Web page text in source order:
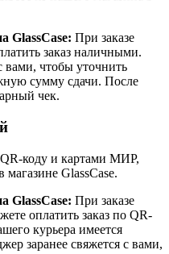
GlassCase: При заказе
заказ наличными.
вами, чтобы уточнить
сумму сдачи. После
чек.
коду и картами МИР,
GlassCase.
GlassCase: При заказе
оплатить заказ по QR-
курьера имеется
заранее свяжется с вами,